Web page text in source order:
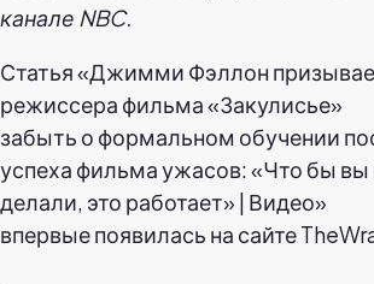
канале NBC.
Статья «Джимми Фэллон
режиссера фильма «Закулисье»
забыть о формальном обучении
успеха фильма ужасов: «Что бы вы
делали, это работает» | Видео»
впервые появилась на сайте